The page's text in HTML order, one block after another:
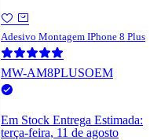
Adesivo Montagem IPhone 8 Plus
MW-AM8PLUSOEM
Em Stock Entrega Estimada:
terça-feira, 11 de agosto